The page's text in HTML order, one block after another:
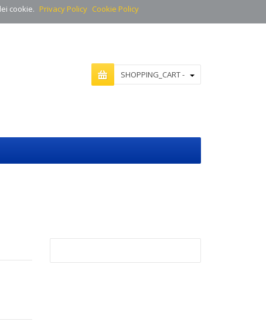
cookie. Privacy Policy Cookie Policy
SHOPPING_CART -